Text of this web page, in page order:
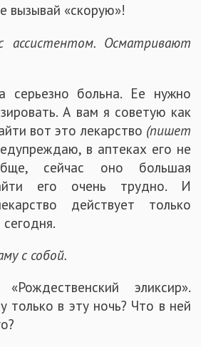
вызывай «скорую»!
ассистентом. Осматривают
больна. Ее нужно
А вам я советую как
вот это лекарство (пишет
в аптеках его не
сейчас оно большая
его очень трудно. И
действует только
с собой.
«Рождественский эликсир».
только в эту ночь? Что в ней